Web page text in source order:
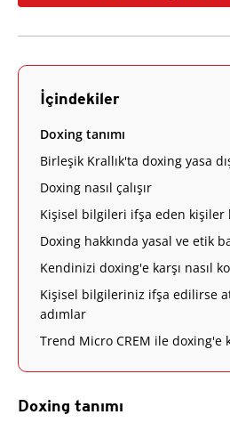
İçindekiler
Doxing tanımı
Birleşik Krallık'ta doxing yasa
Doxing nasıl çalışır
Kişisel bilgileri ifşa eden kişiler
Doxing hakkında yasal ve etik
Kendinizi doxing'e karşı nasıl
Kişisel bilgileriniz ifşa edilirse
adımlar
Trend Micro CREM ile doxing'e
Doxing tanımı